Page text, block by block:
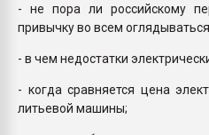
- не пора ли российскому
привычку во всем
- в чем недостатки
- когда сравняется цена
литьевой машины;